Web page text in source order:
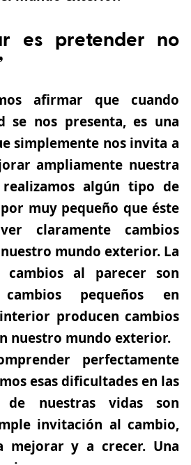
es pretender no
afirmar que cuando
se nos presenta,es una
simplemente nos invita a
ampliamente nuestra
algún tipo de
muy pequeño que éste
claramente cambios
mundo exterior. La
al parecer son
cambios pequeños en
producen cambios
nuestro mundo exterior.
perfectamente
esas dificultades en las
de nuestras vidas son
invitación al cambio,
mejorar y a crecer. Una